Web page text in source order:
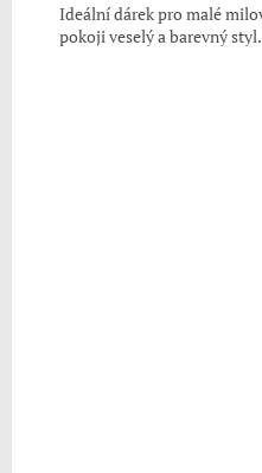
Ideální dárek pro malé
pokoji veselý a barevný styl.